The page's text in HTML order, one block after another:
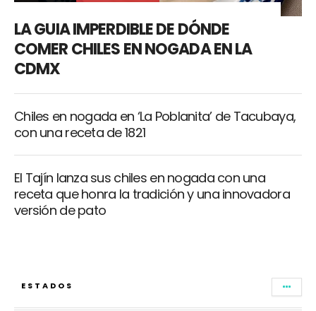
LA GUIA IMPERDIBLE DE DÓNDE
COMER CHILES EN NOGADA EN LA
CDMX
Chiles en nogada en ‘La Poblanita’ de Tacubaya,
con una receta de 1821
El Tajín lanza sus chiles en nogada con una
receta que honra la tradición y una innovadora
versión de pato
ESTADOS